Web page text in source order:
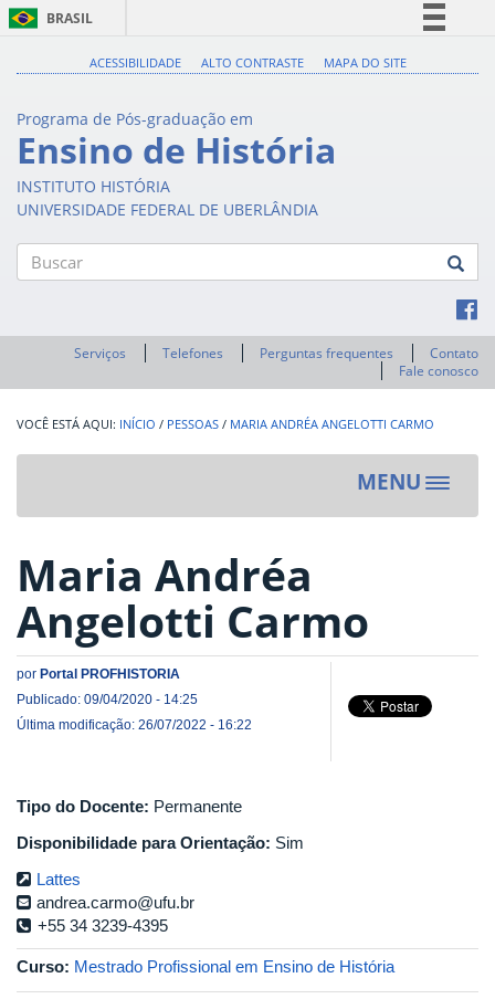
BRASIL
Acesso à informação
ACESSIBILIDADE ALTO CONTRASTE MAPA DO SITE
Programa de Pós-graduação em
Ensino de História
INSTITUTO HISTÓRIA
UNIVERSIDADE FEDERAL DE UBERLÂNDIA
Serviços Telefones Perguntas frequentes
Contato
Fale conosco
INÍCIO / PESSOAS / MARIA ANDRÉA ANGELOTTI CARMO
MENU
Toggle
Maria Andréa
Angelotti Carmo
por Portal PROFHISTORIA
Publicado: 09/04/2020 - 14:25
Última modificação: 26/07/2022 - 16:22
Tipo do Docente: Permanente
Disponibilidade para Orientação: Sim
Lattes
andrea.carmo@ufu.br
+55 34 3239-4395
Curso: Mestrado Profissional em Ensino de História